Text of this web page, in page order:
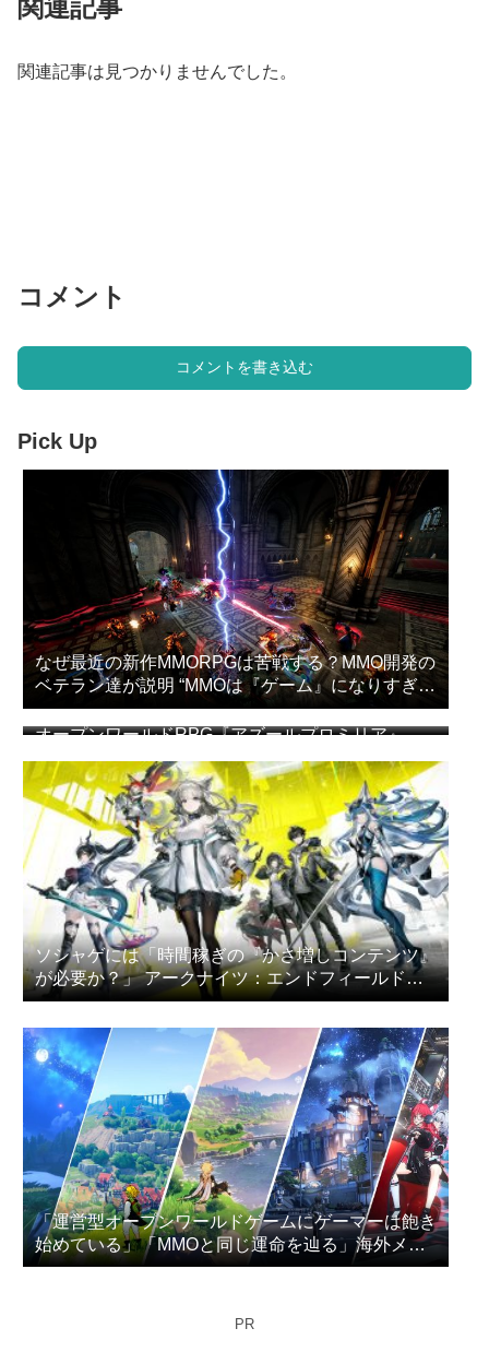
関連記事
関連記事は見つかりませんでした。
コメント
コメントを書き込む
Pick Up
なぜ最近の新作MMORPGは苦戦する？MMO開発の
ベテラン達が説明 “MMOは『ゲーム』になりすぎ
た”
オープンワールドRPG『アズールプロミリア』
CBT簡易レビュー
ソシャゲには「時間稼ぎの『かさ増しコンテンツ』
が必要か？」 アークナイツ：エンドフィールドの
プレイヤー達が議論
「運営型オープンワールドゲームにゲーマーは飽き
始めている」「MMOと同じ運命を辿る」海外メデ
ィアが指摘
PR